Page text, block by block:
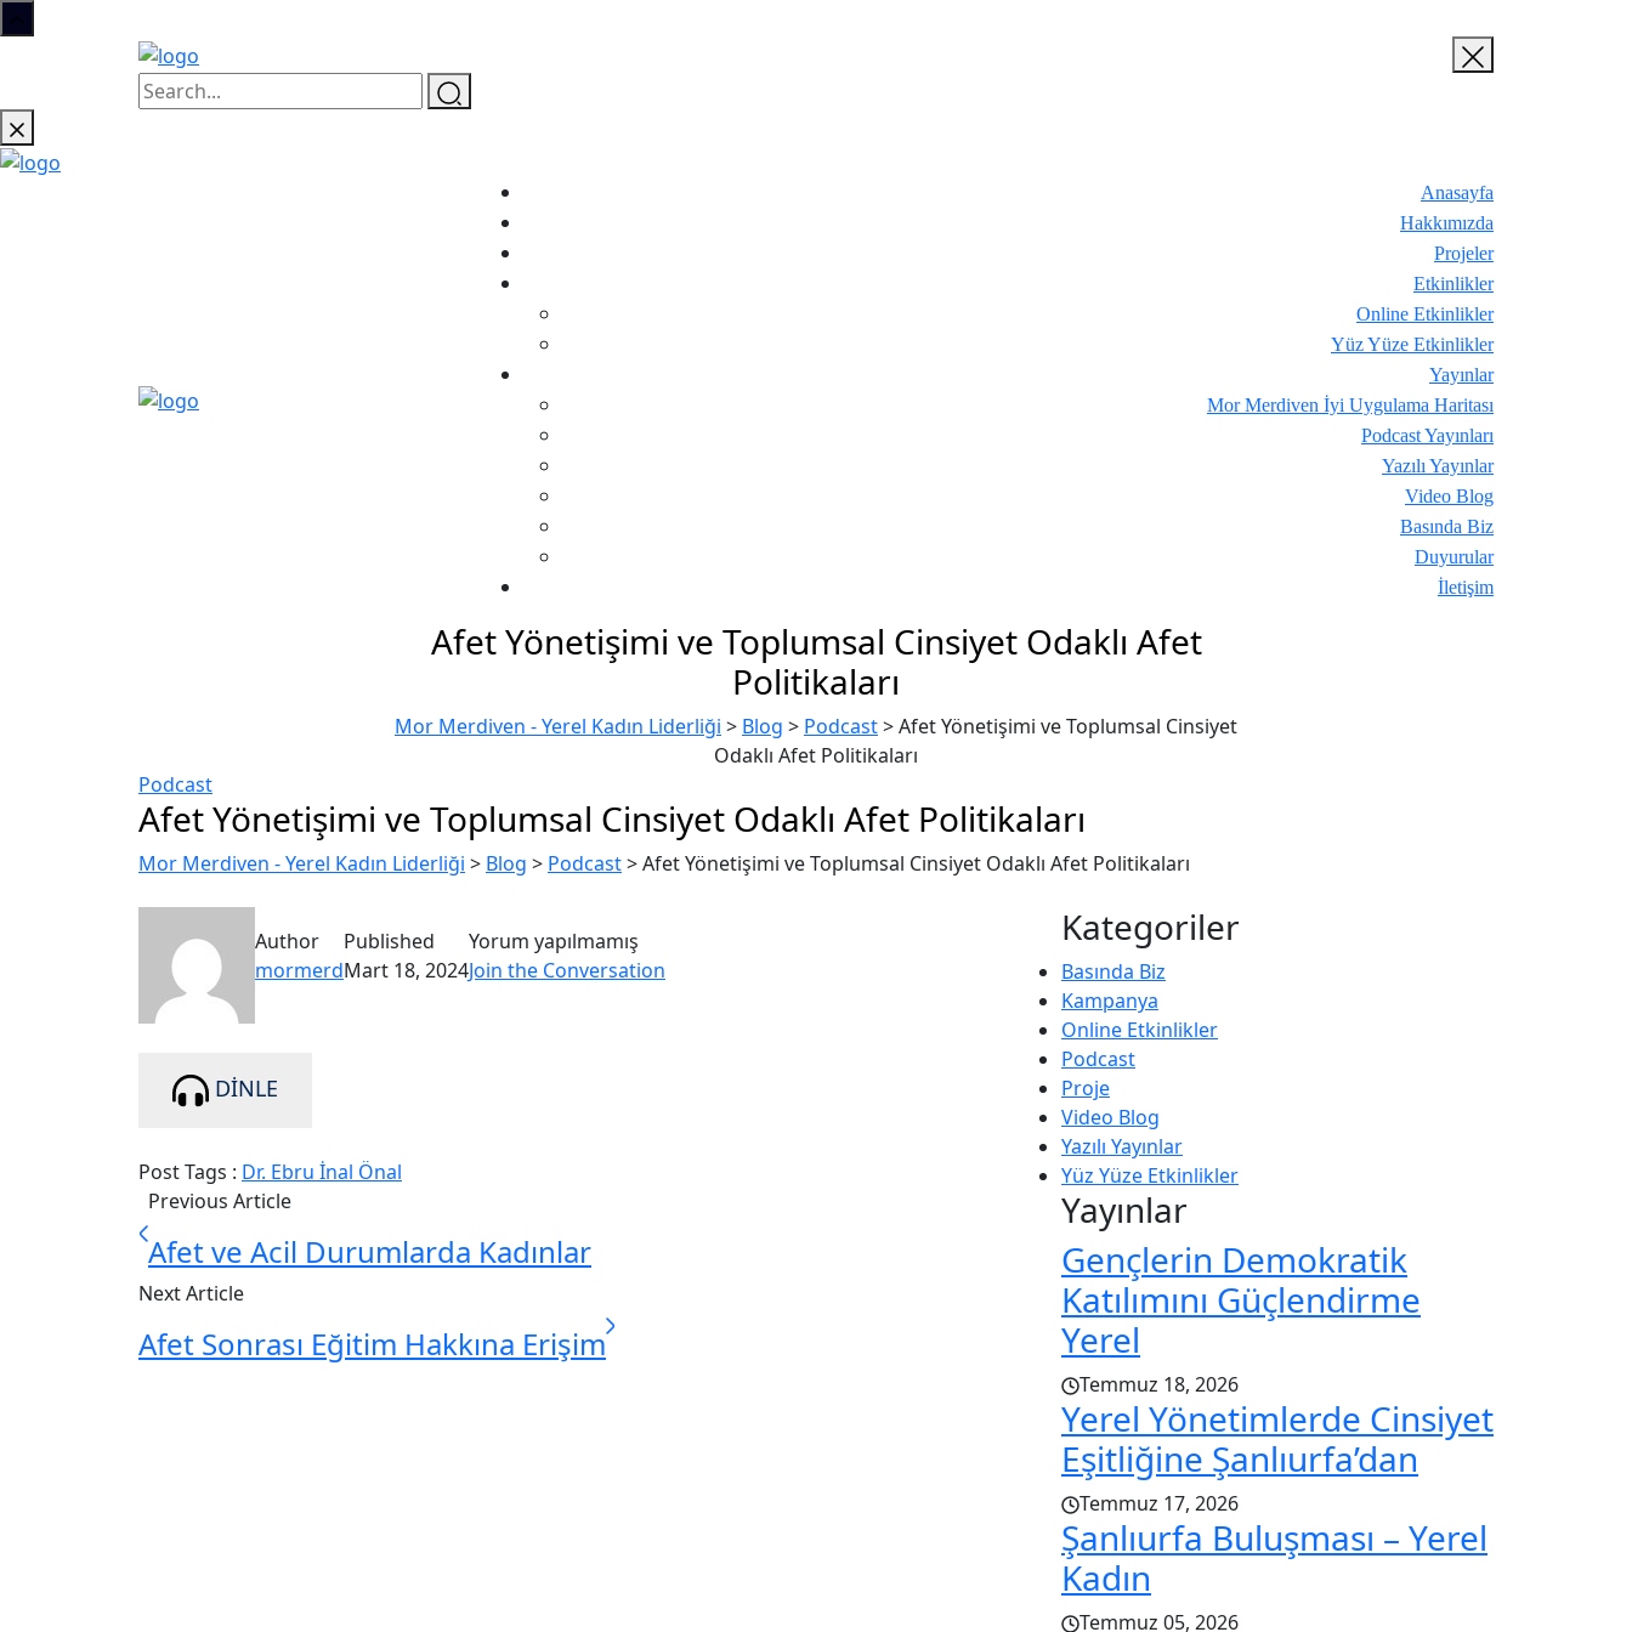
Anasayfa
Hakkımızda
Projeler
Etkinlikler
Online Etkinlikler
Yüz Yüze Etkinlikler
Yayınlar
Mor Merdiven İyi Uygulama Haritası
Podcast Yayınları
Yazılı Yayınlar
Video Blog
Basında Biz
Duyurular
İletişim
Afet Yönetişimi ve Toplumsal Cinsiyet Odaklı Afet
Politikaları
Mor Merdiven - Yerel Kadın Liderliği > Blog > Podcast>Afet Yönetişimi ve Toplumsal Cinsiyet
Odaklı Afet Politikaları
Podcast
Afet Yönetişimi ve Toplumsal Cinsiyet Odaklı Afet Politikaları
Mor Merdiven - Yerel Kadın Liderliği > Blog > Podcast>Afet Yönetişimi ve Toplumsal Cinsiyet Odaklı Afet Politikaları
Author
mormerd
Published
Mart 18, 2024
Yorum yapılmamış
Join the Conversation
DİNLE
Post Tags : Dr. Ebru İnal Önal
Previous Article
Afet ve Acil Durumlarda Kadınlar
Next Article
Afet Sonrası Eğitim Hakkına Erişim
Kategoriler
Basında Biz
Kampanya
Online Etkinlikler
Podcast
Proje
Video Blog
Yazılı Yayınlar
Yüz Yüze Etkinlikler
Yayınlar
Gençlerin Demokratik
Katılımını Güçlendirme
Yerel
Temmuz 18, 2026
Yerel Yönetimlerde Cinsiyet
Eşitliğine Şanlıurfa’dan
Temmuz 17, 2026
Şanlıurfa Buluşması – Yerel
Kadın
Temmuz 05, 2026